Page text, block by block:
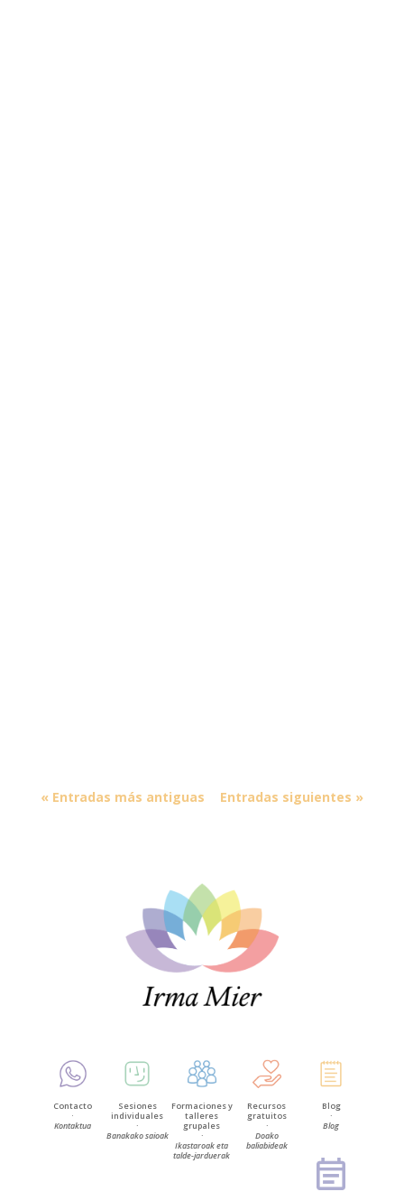
« Entradas más antiguas Entradas siguientes »
Contacto
·
Kontaktua
Sesiones
individuales
·
Banakako saioak
Formaciones y
talleres
grupales
·
Ikastaroak eta
talde-jarduerak
Recursos
gratuitos
·
Doako
baliabideak
Blog
·
Blog